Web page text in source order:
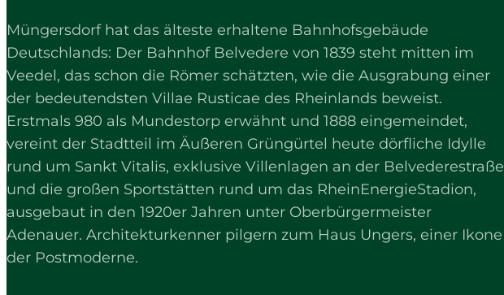
Müngersdorf hat das älteste erhaltene Bahnhofsgebäude
Deutschlands: Der Bahnhof Belvedere von 1839 steht mitten im
Veedel, das schon die Römer schätzten, wie die Ausgrabung einer
der bedeutendsten Villae Rusticae des Rheinlands beweist.
Erstmals 980 als Mundestorp erwähnt und 1888 eingemeindet,
vereint der Stadtteil im Äußeren Grüngürtel heute dörfliche Idylle
rund um Sankt Vitalis, exklusive Villenlagen an der Belvederestraße
und die großen Sportstätten rund um das RheinEnergieStadion,
ausgebaut in den 1920er Jahren unter Oberbürgermeister
Adenauer. Architekturkenner pilgern zum Haus Ungers, einer Ikone
der Postmoderne.